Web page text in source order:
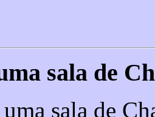
sala de
sala de